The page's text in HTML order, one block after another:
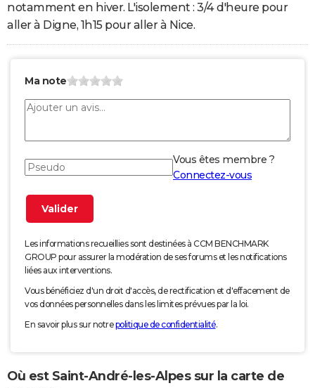
notamment en hiver. L'isolement : 3/4 d'heure pour
aller à Digne, 1h15 pour aller à Nice.
Ma note
Vous êtes membre ?
Connectez-vous
Les informations recueillies sont destinées à CCM BENCHMARK
GROUP pour assurer la modération de ses forums et les notifications
liées aux interventions.
Vous bénéficiez d'un droit d'accès, de rectification et d'effacement de
vos données personnelles dans les limites prévues par la loi.
En savoir plus sur notrepolitique de confidentialité.
Où est Saint-André-les-Alpes sur la carte de